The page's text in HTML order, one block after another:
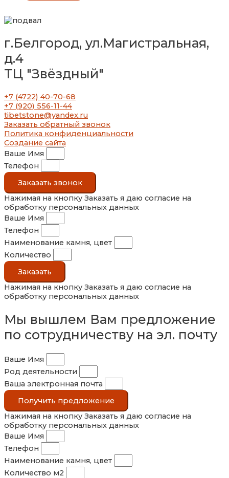
г.Белгород, ул.Магистральная,
д.4
ТЦ "Звёздный"
+7 (4722) 40-70-68
+7 (920) 556-11-44
tibetstone@yandex.ru
Заказать обратный звонок
Политика конфиденциальности
Создание сайта
Ваше Имя
Телефон
Заказать звонок
Нажимая на кнопку Заказать я даю согласие на
обработку персональных данных
Ваше Имя
Телефон
Наименование камня, цвет
Количество
Заказать
Нажимая на кнопку Заказать я даю согласие на
обработку персональных данных
Мы вышлем Вам предложение
по сотрудничеству на эл. почту
Ваше Имя
Род деятельности
Ваша электронная почта
Получить предложение
Нажимая на кнопку Заказать я даю согласие на
обработку персональных данных
Ваше Имя
Телефон
Наименование камня, цвет
Количество м2